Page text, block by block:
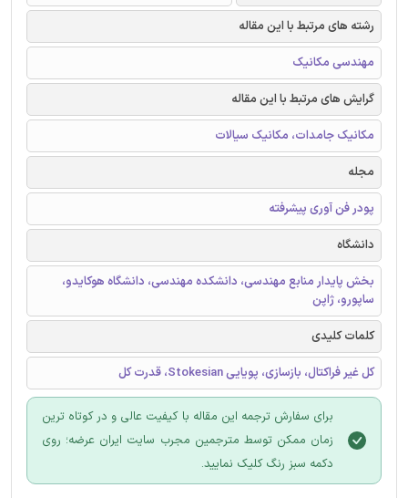
رشته های مرتبط با این مقاله
مهندسی مکانیک
گرایش های مرتبط با این مقاله
مکانیک جامدات، مکانیک سیالات
مجله
پودر فن آوری پیشرفته
دانشگاه
بخش پایدار منابع مهندسی، دانشکده مهندسی، دانشگاه هوکایدو،
ساپورو، ژاپن
کلمات کلیدی
کل غیر فراکتال، بازسازی، پویایی Stokesian، قدرت کل
برای سفارش ترجمه این مقاله با کیفیت عالی و در کوتاه ترین
زمان ممکن توسط مترجمین مجرب سایت ایران عرضه؛ روی
دکمه سبز رنگ کلیک نمایید.